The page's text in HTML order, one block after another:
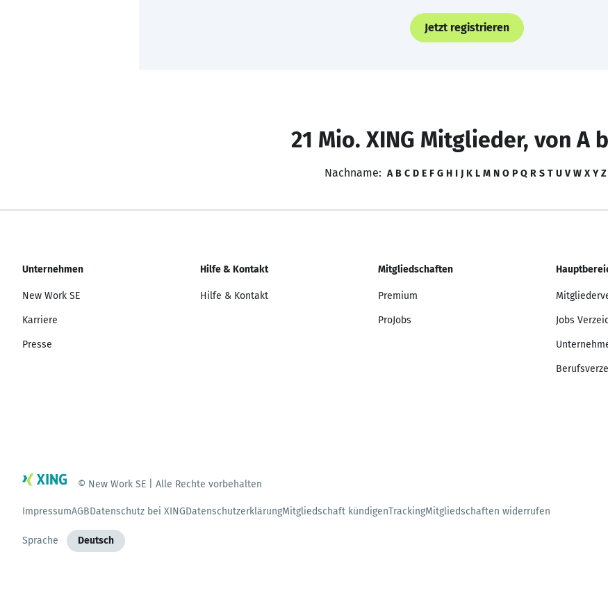
Jetzt registrieren
21 Mio. XING Mitglieder, von A
Nachname: A B C D E F G H I J K L M N O P Q R S T U V W X Y Z
Unternehmen
New Work SE
Karriere
Presse
Hilfe & Kontakt
Hilfe & Kontakt
Mitgliedschaften
Premium
ProJobs Jobs
© New Work SE | Alle Rechte vorbehalten
ImpressumAGBDatenschutz bei XINGDatenschutzerklärungMitgliedschaft kündigenTrackingMitgliedschaften widerrufen
Sprache Deutsch